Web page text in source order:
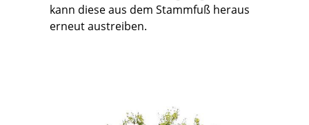
kann diese aus dem Stammfuß heraus
erneut austreiben.